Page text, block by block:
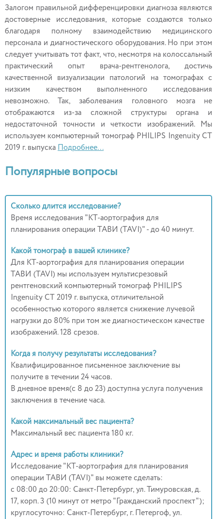
Залогом правильной дифференцировки диагноза являются
достоверные исследования, которые создаются только
благодаря полному взаимодействию медицинского
персонала и диагностического оборудования. Но при этом
следует учитывать тот факт, что, несмотря на колоссальный
практический опыт врача-рентгенолога, достичь
качественной визуализации патологий на томографах с
низким качеством выполненного исследования
невозможно. Так, заболевания головного мозга не
отображаются из-за сложной структуры органа и
недостаточной точности и четкости изображений. Мы
используем компьютерный томограф PHILIPS Ingenuity CT
2019 г. выпуска Подробнее...
Популярные вопросы
Сколько длится исследование?
Время исследования "КТ-аортография для
планирования операции ТАВИ (TAVI)" - до 40 минут.
Какой томограф в вашей клинике?
Для КТ-аортография для планирования операции
ТАВИ (TAVI) мы используем мультисрезовый
рентгеновский компьютерный томограф PHILIPS
Ingenuity CT 2019 г. выпуска, отличительной
особенностью которого является снижение лучевой
нагрузки до 80% при том же диагностическом качестве
изображений. 128 срезов.
Когда я получу результаты исследования?
Квалифицированное письменное заключение вы
получите в течении 24 часов.
В дневное время(с 8 до 23) доступна услуга получения
заключения в течение часа.
Какой максимальный вес пациента?
Максимальный вес пациента 180 кг.
Адрес и время работы клиники?
Исследование "КТ-аортография для планирования
операции ТАВИ (TAVI)" вы можете сделать:
c 08:00 до 20:00: Санкт-Петербург, ул. Тимуровская, д.
17, корп. 3 (10 минут от метро "Гражданский проспект");
круглосуточно: Санкт-Петербург, г. Петергоф, ул.